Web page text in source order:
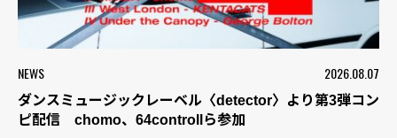
NEWS 2026.08.07
ダンスミュージックレーベル〈detector〉より第3弾コン
ピ配信 chomo、64controllら参加